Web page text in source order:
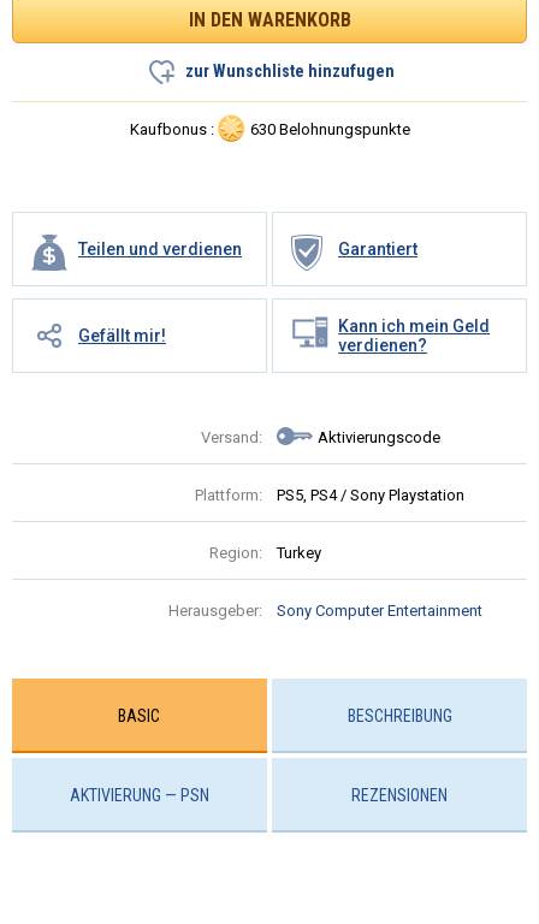
zur Wunschliste hinzufugen
Kaufbonus : 630 Belohnungspunkte
Teilen und verdienen Garantiert
Gefällt mir!
Kann ich mein Geld
verdienen?
Versand: Aktivierungscode
Plattform: PS5, PS4 / Sony Playstation
Region: Turkey
Herausgeber: Sony Computer Entertainment
BASIC BESCHREIBUNG
AKTIVIERUNG — PSN REZENSIONEN